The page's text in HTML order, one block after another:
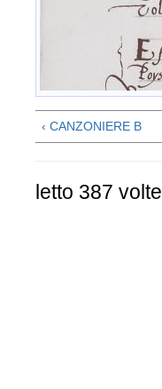
‹ CANZONIERE B
letto 387 volte